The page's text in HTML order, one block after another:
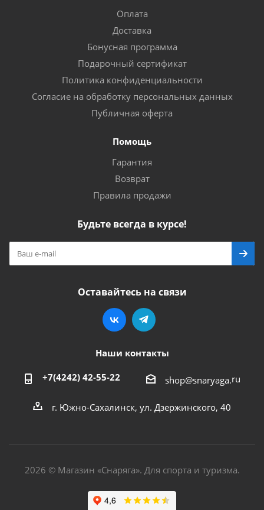
Оплата
Доставка
Бонусная программа
Подарочный сертификат
Политика конфиденциальности
Согласие на обработку персональных данных
Публичная оферта
Помощь
Гарантия
Возврат
Правила продажи
Будьте всегда в курсе!
Оставайтесь на связи
Наши контакты
+7(4242) 42-55-22 shop@snaryaga.ru
г. Южно-Сахалинск, ул. Дзержинского, 40
2026 © Магазин «Снаряга». Для спорта и туризма.